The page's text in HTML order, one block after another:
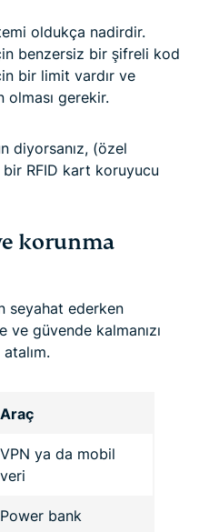
oldukça nadirdir.
benzersiz bir şifreli kod
bir limit vardır ve
olması gerekir.
diyorsanız, (özel
RFID kart koruyucu
korunma
seyahat ederken
ve güvende kalmanızı
Araç
VPN ya da mobil
veri
Power bank